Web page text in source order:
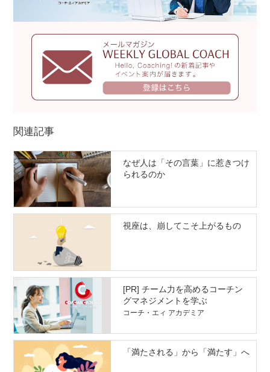
関連記事
なぜ人は「その言葉」に惹きつけ
られるのか
視座は、崩してこそ上がるもの
[PR] チーム力を高めるコーチン
グマネジメントを学ぶ
コーチ・エィ アカデミア
「満たされる」から「満たす」へ